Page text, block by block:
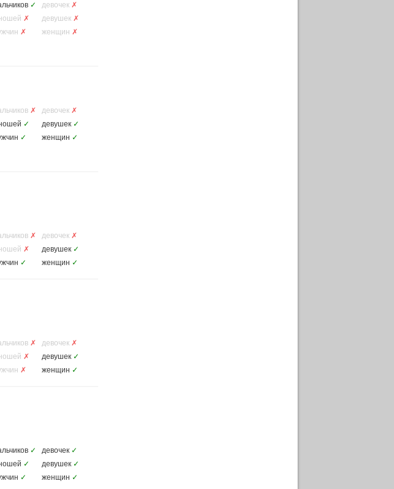
✓ девочек ✗
✗ девушек ✗
✗ женщин ✗
✗ девочек ✗
✓ девушек ✓
✓ женщин ✓
✗ девочек ✗
✗ девушек ✓
✓ женщин ✓
✗ девочек ✗
✗ девушек ✓
✗ женщин ✓
✓ девочек ✓
✓ девушек ✓
✓ женщин ✓